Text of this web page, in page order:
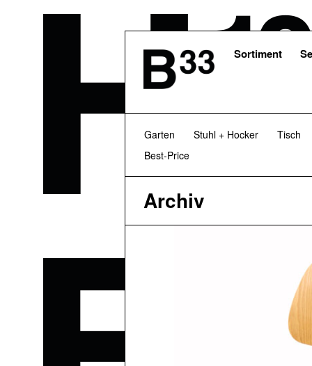
Sortiment
Garten Stuhl + Hocker Tisch
Best-Price
Archiv